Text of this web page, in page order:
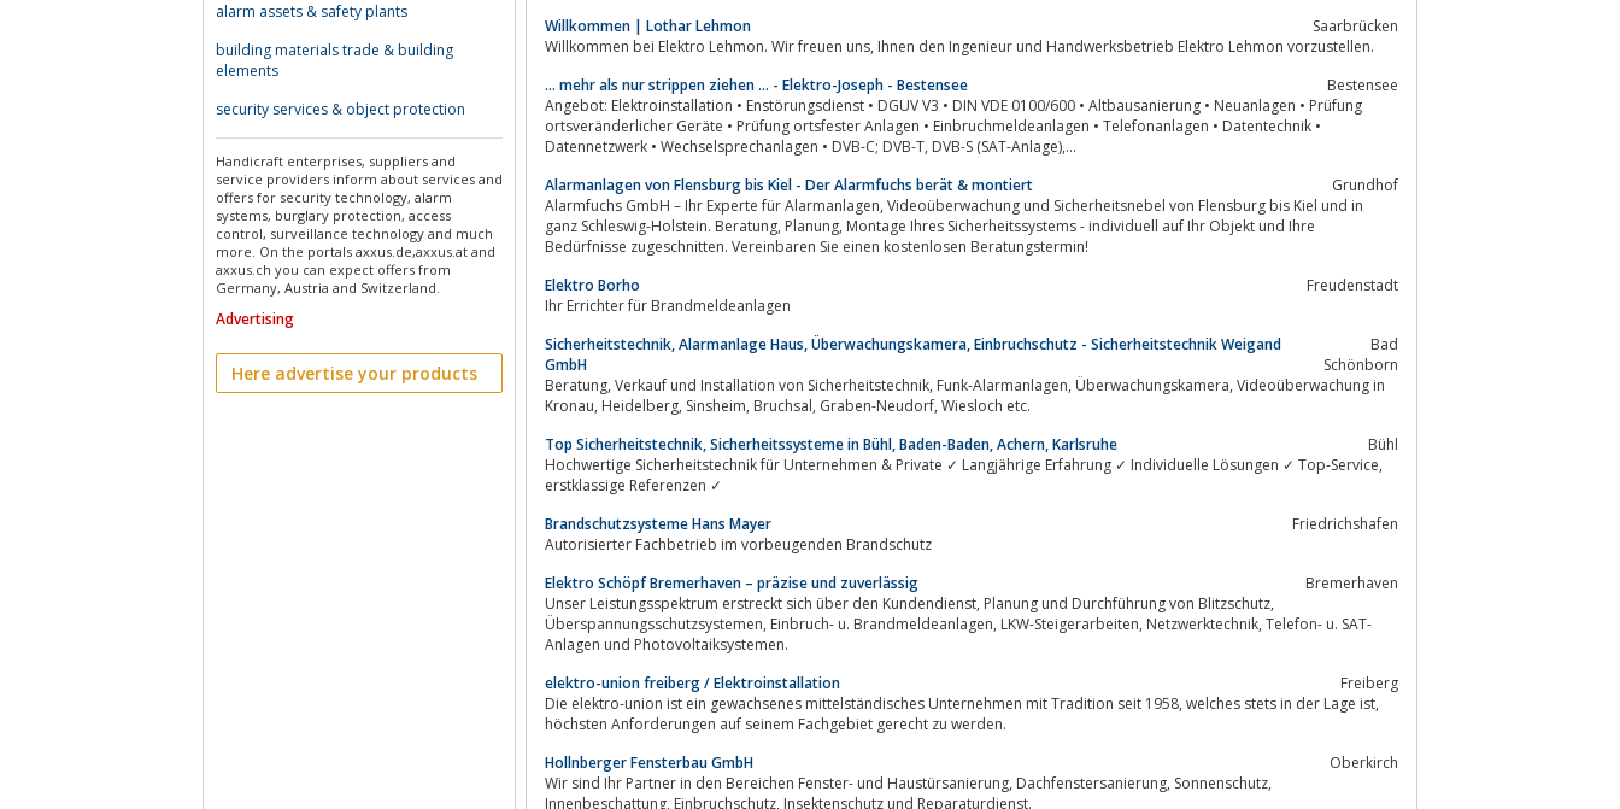
alarm assets & safety plants
building materials trade & building
elements
security services & object protection
Handicraft enterprises, suppliers and
service providers inform about services and
offers for security technology, alarm
systems, burglary protection, access
control, surveillance technology and much
more. On the portals axxus.de,axxus.at and
axxus.ch you can expect offers from
Germany, Austria and Switzerland.
Advertising
Here advertise your products
Willkommen | Lothar Lehmon
Saarbrücken
Willkommen bei Elektro Lehmon. Wir freuen uns, Ihnen den Ingenieur und Handwerksbetrieb Elektro Lehmon vorzustellen.
... mehr als nur strippen ziehen ... - Elektro-Joseph - Bestensee
Bestensee
Angebot: Elektroinstallation • Enstörungsdienst • DGUV V3 • DIN VDE 0100/600 • Altbausanierung • Neuanlagen • Prüfung
ortsveränderlicher Geräte • Prüfung ortsfester Anlagen • Einbruchmeldeanlagen • Telefonanlagen • Datentechnik •
Datennetzwerk • Wechselsprechanlagen • DVB-C; DVB-T, DVB-S (SAT-Anlage),...
Alarmanlagen von Flensburg bis Kiel - Der Alarmfuchs berät & montiert
Grundhof
Alarmfuchs GmbH – Ihr Experte für Alarmanlagen, Videoüberwachung und Sicherheitsnebel von Flensburg bis Kiel und in
ganz Schleswig-Holstein. Beratung, Planung, Montage Ihres Sicherheitssystems - individuell auf Ihr Objekt und Ihre
Bedürfnisse zugeschnitten. Vereinbaren Sie einen kostenlosen Beratungstermin!
Elektro Borho
Freudenstadt
Ihr Errichter für Brandmeldeanlagen
Sicherheitstechnik, Alarmanlage Haus, Überwachungskamera, Einbruchschutz - Sicherheitstechnik Weigand
GmbH
Bad
Schönborn
Beratung, Verkauf und Installation von Sicherheitstechnik, Funk-Alarmanlagen, Überwachungskamera, Videoüberwachung in
Kronau, Heidelberg, Sinsheim, Bruchsal, Graben-Neudorf, Wiesloch etc.
Top Sicherheitstechnik, Sicherheitssysteme in Bühl, Baden-Baden, Achern, Karlsruhe
Bühl
Hochwertige Sicherheitstechnik für Unternehmen & Private ✓ Langjährige Erfahrung ✓ Individuelle Lösungen ✓ Top-Service,
erstklassige Referenzen ✓
Brandschutzsysteme Hans Mayer
Friedrichshafen
Autorisierter Fachbetrieb im vorbeugenden Brandschutz
Elektro Schöpf Bremerhaven – präzise und zuverlässig
Bremerhaven
Unser Leistungsspektrum erstreckt sich über den Kundendienst, Planung und Durchführung von Blitzschutz,
Überspannungsschutzsystemen, Einbruch- u. Brandmeldeanlagen, LKW-Steigerarbeiten, Netzwerktechnik, Telefon- u. SAT-
Anlagen und Photovoltaiksystemen.
elektro-union freiberg / Elektroinstallation
Freiberg
Die elektro-union ist ein gewachsenes mittelständisches Unternehmen mit Tradition seit 1958, welches stets in der Lage ist,
höchsten Anforderungen auf seinem Fachgebiet gerecht zu werden.
Hollnberger Fensterbau GmbH
Oberkirch
Wir sind Ihr Partner in den Bereichen Fenster- und Haustürsanierung, Dachfenstersanierung, Sonnenschutz,
Innenbeschattung, Einbruchschutz, Insektenschutz und Reparaturdienst.